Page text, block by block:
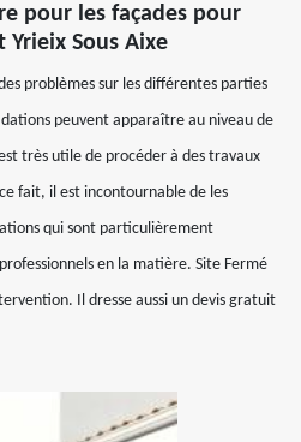
pour les façades pour
Sous Aixe
problèmes sur les différentes parties
peuvent apparaître au niveau de
très utile de procéder à des travaux
fait, il est incontournable de les
qui sont particulièrement
en la matière. Site Fermé
Il dresse aussi un devis gratuit